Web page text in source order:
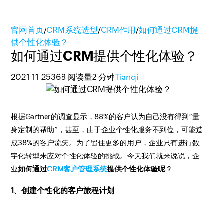
官网首页/CRM系统选型/CRM作用/如何通过CRM提
供个性化体验？
如何通过CRM提供个性化体验？
2021-11-25368 阅读量2 分钟Tianqi
根据Gartner的调查显示，88%的客户认为自己没有得到“量
身定制的帮助”，甚至，由于企业个性化服务不到位，可能造
成38%的客户流失。为了留住更多的用户，企业只有进行数
字化转型来应对个性化体验的挑战。今天我们就来说说，企
业如何通过CRM客户管理系统提供个性化体验呢？
1、创建个性化的客户旅程计划